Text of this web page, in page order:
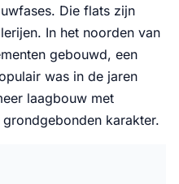
Die flats zijn
In het noorden van
gebouwd, een
was in de jaren
laagbouw met
karakter.